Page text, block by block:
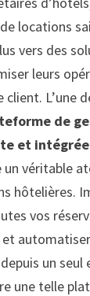
locations
vers des
leurs
client. L’une
de
et
un véritable
hôtelières.
vos
un seul
une telle